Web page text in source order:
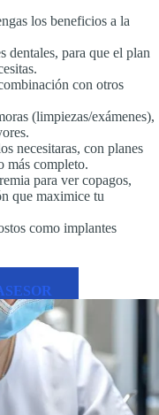
los beneficios a la
dentales, para que el plan
con otros
(limpiezas/exámenes),
necesitaras, con planes
más completo.
para ver copagos,
que maximice tu
como implantes